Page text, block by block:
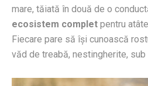
mare, tăiată în două de o
ecosistem complet pentru
Fiecare pare să îşi cunoască
văd de treabă, nestingherite, sub